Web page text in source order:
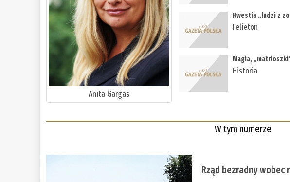
Anita Gargas
Kwestia „ludzi z
Felieton
Magia,
Historia
W tym numerze
Rząd bezradny